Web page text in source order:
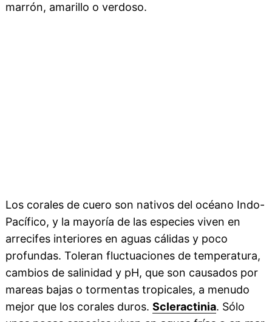
marrón, amarillo o verdoso.
Los corales de cuero son nativos del océano Indo-
Pacífico, y la mayoría de las especies viven en
arrecifes interiores en aguas cálidas y poco
profundas. Toleran fluctuaciones de temperatura,
cambios de salinidad y pH, que son causados por
mareas bajas o tormentas tropicales, a menudo
mejor que los corales duros. Scleractinia. Sólo